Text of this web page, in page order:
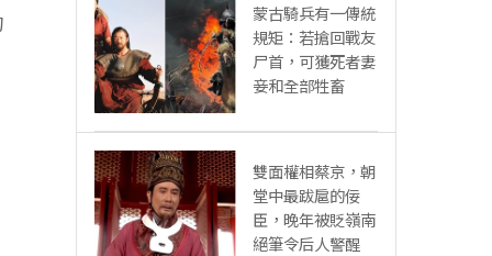
蒙古騎兵有一傳統
規矩：若搶回戰友
尸首，可獲死者妻
妾和全部牲畜
雙面權相蔡京，朝
堂中最跋扈的佞
臣，晚年被貶嶺南
絕筆令后人警醒